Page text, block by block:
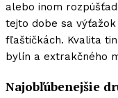
alebo inom
tejto dobe sa výťažok
fľaštičkách. Kvalita
bylín a extrakčného
Najobľúbenejšie